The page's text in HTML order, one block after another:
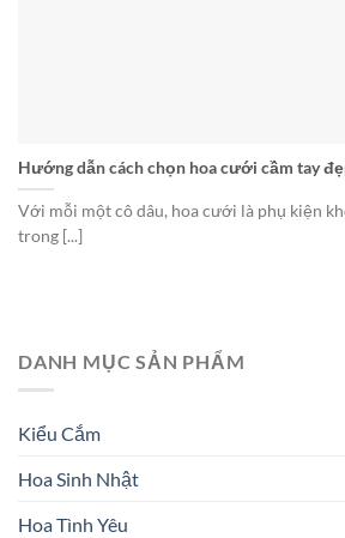
Hướng dẫn cách chọn hoa cưới cầm tay
Với mỗi một cô dâu, hoa cưới là phụ kiện
trong [...]
DANH MỤC SẢN PHẨM
Kiểu Cắm
Hoa Sinh Nhật
Hoa Tình Yêu